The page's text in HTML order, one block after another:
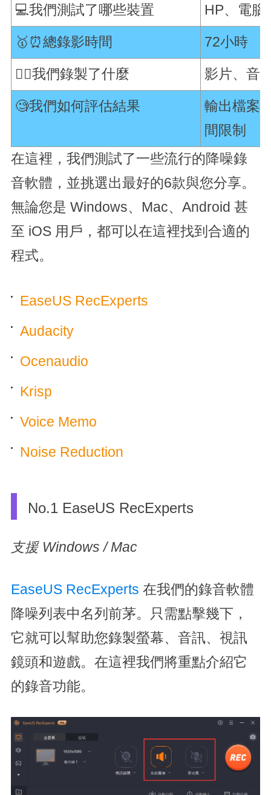
💻我們測試了哪些裝置 HP、電腦
🥇⏰總錄影時間 72小時
🕵️‍♂️我們錄製了什麼 影片、音
🧐我們如何評估結果
輸出檔案
間限制
在這裡，我們測試了一些流行的降噪錄
音軟體，並挑選出最好的6款與您分享。
無論您是 Windows、Mac、Android 甚
至 iOS 用戶，都可以在這裡找到合適的
程式。
EaseUS RecExperts
Audacity
Ocenaudio
Krisp
Voice Memo
Noise Reduction
No.1 EaseUS RecExperts
支援 Windows / Mac
EaseUS RecExperts 在我們的錄音軟體
降噪列表中名列前茅。只需點擊幾下，
它就可以幫助您錄製螢幕、音訊、視訊
鏡頭和遊戲。在這裡我們將重點介紹它
的錄音功能。